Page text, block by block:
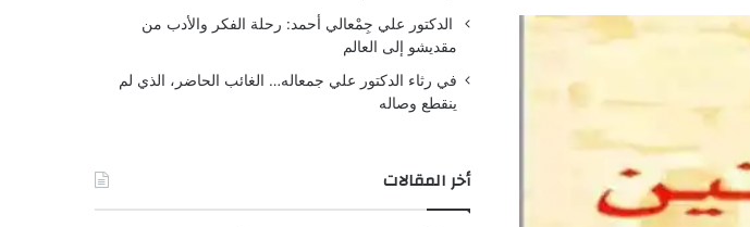
الدكتور علي جِمْعالي أحمد: رحلة الفكر والأدب من
مقديشو إلى العالم
في رثاء الدكتور علي جمعاله… الغائب الحاضر، الذي لم
ينقطع وصاله
أخر المقالات